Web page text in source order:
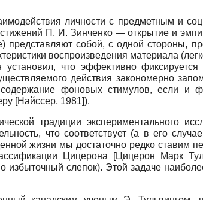
личности с предметным и
П. И. Зинченко — открытие и
представляют собой, с одной стороны,
воспроизведения материала
установил, что эффективно
действия закономерно
фоновых стимулов, если и
[Найссер, 1981]).
традиции экспериментального
что соответствует (а в его
жизни мы достаточно редко ставим
Цицерона
[Цицерон Марк
слепок). Этой задаче